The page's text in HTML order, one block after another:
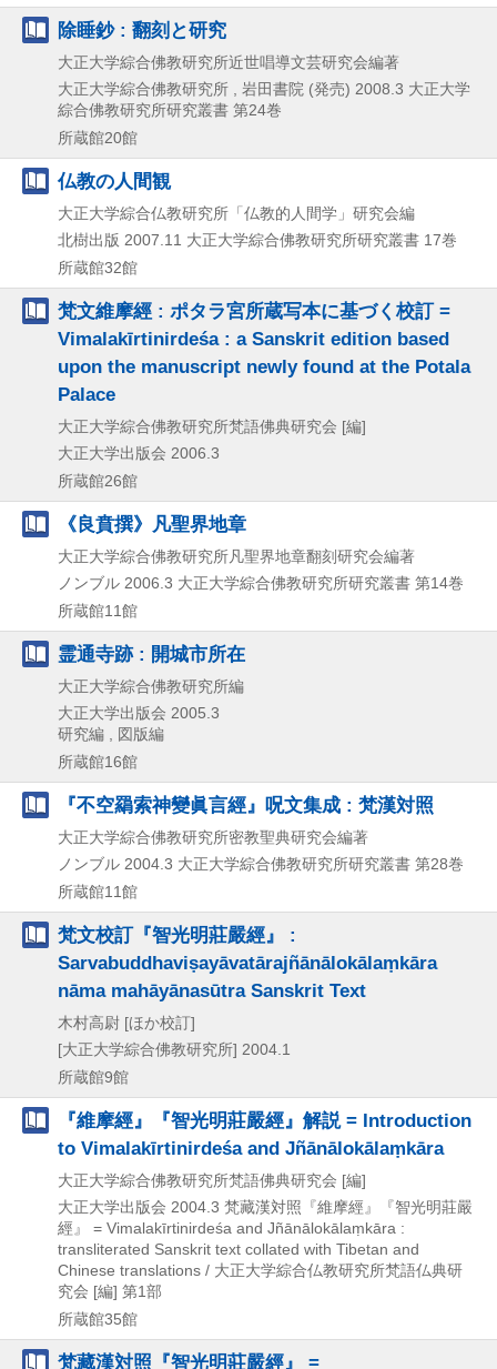
除睡鈔 : 翻刻と研究
大正大学綜合佛教研究所近世唱導文芸研究会編著
大正大学綜合佛教研究所 , 岩田書院 (発売) 2008.3 大正大学
綜合佛教研究所研究叢書 第24巻
所蔵館20館
仏教の人間観
大正大学綜合仏教研究所「仏教的人間学」研究会編
北樹出版 2007.11 大正大学綜合佛教研究所研究叢書 17巻
所蔵館32館
梵文維摩經 : ポタラ宮所蔵写本に基づく校訂 =
Vimalakīrtinirdeśa : a Sanskrit edition based
upon the manuscript newly found at the Potala
Palace
大正大学綜合佛教研究所梵語佛典研究会 [編]
大正大学出版会 2006.3
所蔵館26館
《良賁撰》凡聖界地章
大正大学綜合佛教研究所凡聖界地章翻刻研究会編著
ノンブル 2006.3 大正大学綜合佛教研究所研究叢書 第14巻
所蔵館11館
霊通寺跡 : 開城市所在
大正大学綜合佛教研究所編
大正大学出版会 2005.3
研究編 , 図版編
所蔵館16館
『不空羂索神變眞言經』呪文集成 : 梵漢対照
大正大学綜合佛教研究所密教聖典研究会編著
ノンブル 2004.3 大正大学綜合佛教研究所研究叢書 第28巻
所蔵館11館
梵文校訂『智光明莊嚴經』 :
Sarvabuddhaviṣayāvatārajñānālokālaṃkāra
nāma mahāyānasūtra Sanskrit Text
木村高尉 [ほか校訂]
[大正大学綜合佛教研究所] 2004.1
所蔵館9館
『維摩經』『智光明莊嚴經』解説 = Introduction
to Vimalakīrtinirdeśa and Jñānālokālaṃkāra
大正大学綜合佛教研究所梵語佛典研究会 [編]
大正大学出版会 2004.3 梵藏漢対照『維摩經』『智光明莊嚴
經』 = Vimalakīrtinirdeśa and Jñānālokālaṃkāra :
transliterated Sanskrit text collated with Tibetan and
Chinese translations / 大正大学綜合仏教研究所梵語仏典研
究会 [編] 第1部
所蔵館35館
梵藏漢対照『智光明莊嚴經』 =